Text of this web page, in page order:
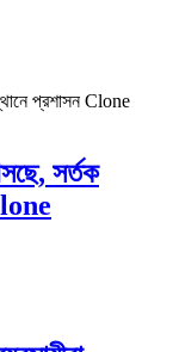
সর্তক